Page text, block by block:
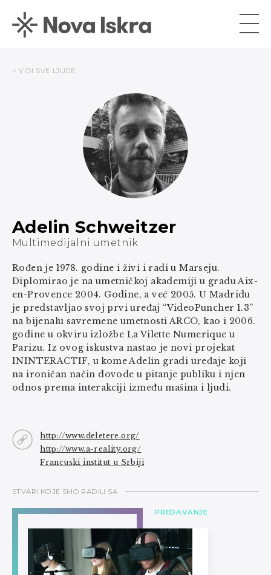
< VIDI SVE LJUDE
Adelin Schweitzer
Multimedijalni umetnik
Rođen je 1978. godine i živi i radi u Marseju.
Diplomirao je na umetničkoj akademiji u gradu Aix-
en-Provence 2004. Godine, a već 2005. U Madridu
je predstavljao svoj prvi uređaj “VideoPuncher 1.3”
na bijenalu savremene umetnosti ARCO, kao i 2006.
godine u okviru izložbe La Vilette Numerique u
Parizu. Iz ovog iskustva nastao je novi projekat
ININTERACTIF, u kome Adelin gradi uređaje koji
na ironičan način dovode u pitanje publiku i njen
odnos prema interakciji između mašina i ljudi.
http://www.deletere.org/
http://www.a-reality.org/
Francuski institut u Srbiji
STVARI KOJE SMO RADILI SA
PREDAVANJE